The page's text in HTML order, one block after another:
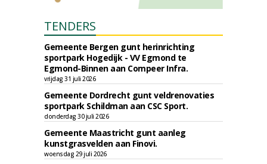
TENDERS
Gemeente Bergen gunt herinrichting
sportpark Hogedijk - VV Egmond te
Egmond-Binnen aan Compeer Infra.
vrijdag 31 juli 2026
Gemeente Dordrecht gunt veldrenovaties
sportpark Schildman aan CSC Sport.
donderdag 30 juli 2026
Gemeente Maastricht gunt aanleg
kunstgrasvelden aan Finovi.
woensdag 29 juli 2026